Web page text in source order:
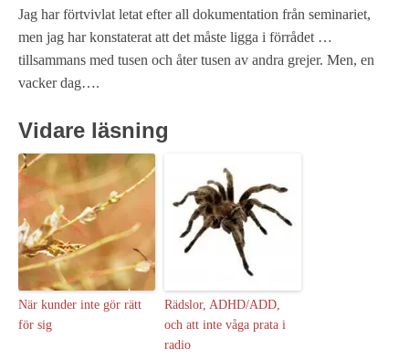
Jag har förtvivlat letat efter all dokumentation från seminariet,
men jag har konstaterat att det måste ligga i förrådet …
tillsammans med tusen och åter tusen av andra grejer. Men, en
vacker dag….
Vidare läsning
När kunder inte gör rätt
för sig
Rädslor, ADHD/ADD,
och att inte våga prata i
radio